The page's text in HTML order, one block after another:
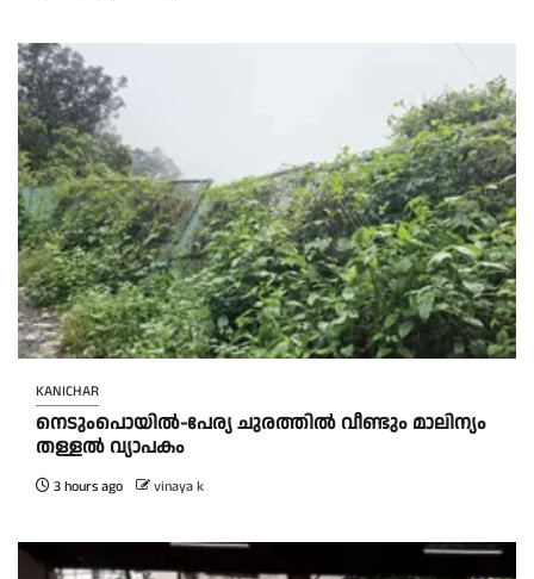
KANICHAR
നെടുംപൊയിൽ-പേര്യ ചുരത്തിൽ വീണ്ടും മാലിന്യം
തള്ളൽ വ്യാപകം
3 hours ago vinaya k